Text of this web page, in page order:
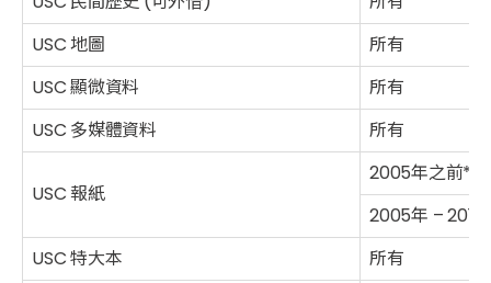
USC 地圖
所有
USC 顯微資料
所有
USC 多媒體資料
所有
USC 報紙
2005年之前*
2005年 – 2015
USC 特大本
所有